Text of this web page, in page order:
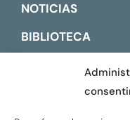
NOTICIAS
BIBLIOTECA